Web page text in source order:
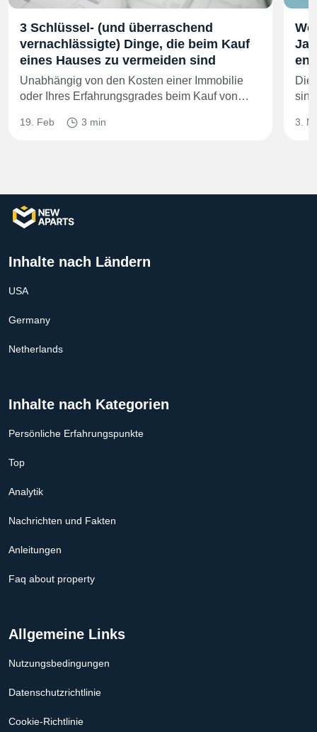
3 Schlüssel- (und überraschend
vernachlässigte) Dinge, die beim Kauf
eines Hauses zu vermeiden sind
Unabhängig von den Kosten einer Immobilie
oder Ihres Erfahrungsgrades beim Kauf von…
19. Feb 3 min
Die
3.
Inhalte nach Ländern
USA
Germany
Netherlands
Inhalte nach Kategorien
Persönliche Erfahrungspunkte
Top
Analytik
Nachrichten und Fakten
Anleitungen
Faq about property
Allgemeine Links
Nutzungsbedingungen
Datenschutzrichtlinie
Cookie-Richtlinie